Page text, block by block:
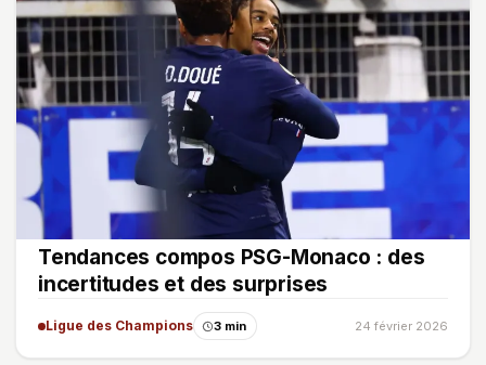
Tendances compos PSG-Monaco : des
incertitudes et des surprises
Ligue des Champions 3 min 24 février 2026